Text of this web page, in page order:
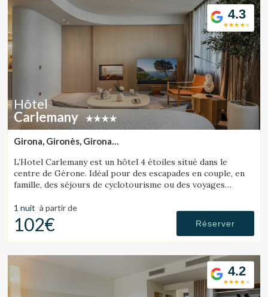
4.3
Hôtel
Carlemany
Girona, Gironès, Girona
L’Hotel Carlemany est un hôtel 4 étoiles situé dans le
centre de Gérone. Idéal pour des escapades en couple, en
famille, des séjours de cyclotourisme ou des voyages
1 nuit à partir de
102€ Réserver
4.2